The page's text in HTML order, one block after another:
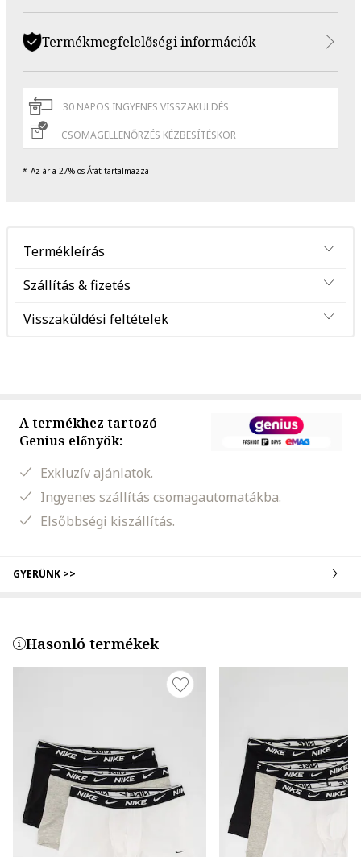
Termékmegfelelőségi információk
30 NAPOS INGYENES VISSZAKÜLDÉS
CSOMAGELLENŐRZÉS KÉZBESÍTÉSKOR
Az ár a 27%-os Áfát tartalmazza
Termékleírás
Szállítás & fizetés
Visszaküldési feltételek
A termékhez tartozó
Genius előnyök:
Exkluzív ajánlatok.
Ingyenes szállítás csomagautomatákba.
Elsőbbségi kiszállítás.
GYERÜNK >>
Hasonló termékek